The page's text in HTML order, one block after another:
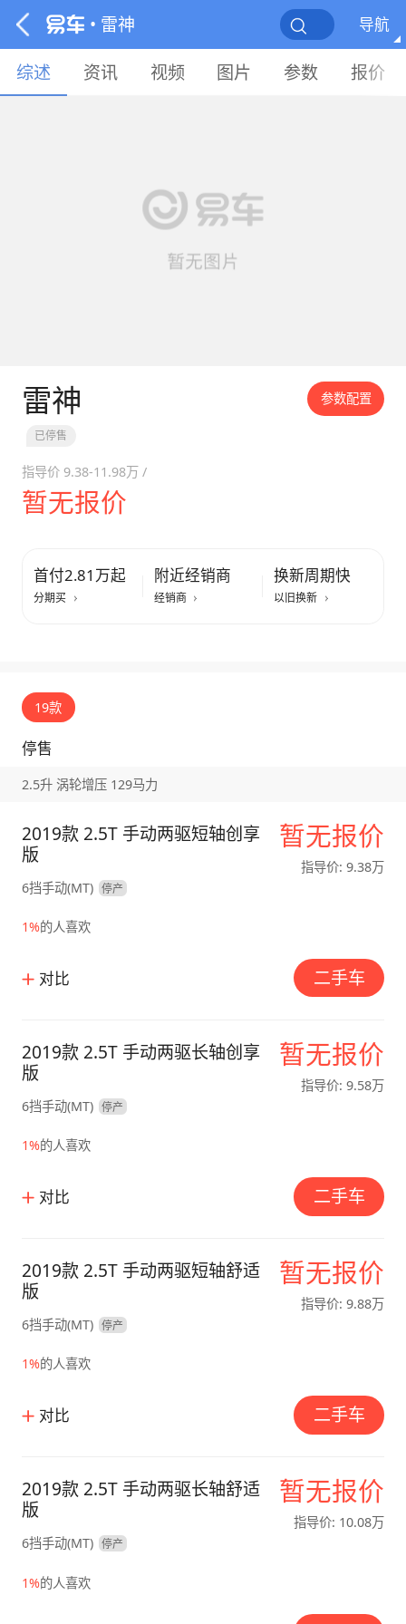
• 雷神 导航
综述 资讯 视频 图片 参数 报价
雷神
已停售
参数配置
指导价 9.38-11.98万 /
暂无报价
首付2.81万起
分期买
附近经销商
经销商
换新周期快
以旧换新
19款
停售
2.5升 涡轮增压 129马力
暂无报价
指导价: 9.38万
2019款 2.5T 手动两驱短轴创享
版
6挡手动(MT) 停产
1%的人喜欢
对比 二手车
暂无报价
指导价: 9.58万
2019款 2.5T 手动两驱长轴创享
版
6挡手动(MT) 停产
1%的人喜欢
对比 二手车
暂无报价
指导价: 9.88万
2019款 2.5T 手动两驱短轴舒适
版
6挡手动(MT) 停产
1%的人喜欢
对比 二手车
暂无报价
指导价: 10.08万
2019款 2.5T 手动两驱长轴舒适
版
6挡手动(MT) 停产
1%的人喜欢